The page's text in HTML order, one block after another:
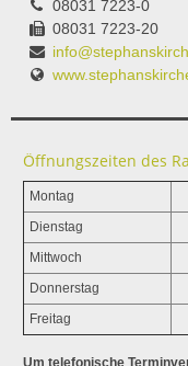
08031 7223-0
08031 7223-20
Öffnungszeiten des
Montag
Dienstag
Mittwoch
Donnerstag
Freitag
Um telefonische